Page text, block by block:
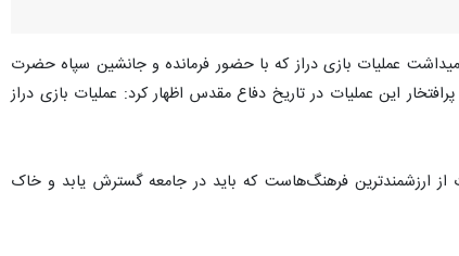
عملیات بازی دراز که با حضور فرمانده و جانشین سپاه حضرت
این عملیات در تاریخ دفاع مقدس اظهار کرد: عملیات بازی دراز
از ارزشمندترین فرهنگ‌هاست که باید در جامعه گسترش یابد و خاک